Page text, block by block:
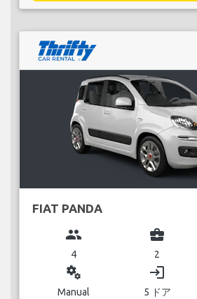
FIAT PANDA
group
4
business_center
2
miscellaneous_services
Manual
login
5 ドア